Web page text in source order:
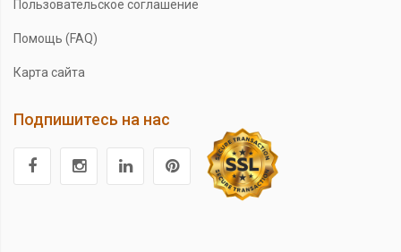
Пользовательское соглашение
Помощь (FAQ)
Карта сайта
Подпишитесь на нас